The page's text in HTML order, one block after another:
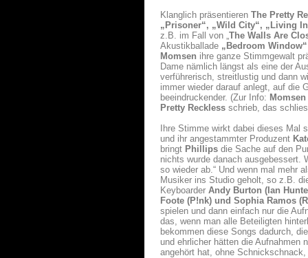
Klanglich präsentieren The Pretty
„Prisoner“, „Wild City“, „Living
z.B. im Fall von „The Walls Are
Akustikballade „Bedroom
Momsen ihre ganze Stimmgewalt
Dame nämlich längst als eine der
verführerisch, streitlustig und dann
immer wieder darauf anlegt, auf die
beeindruckender. (Zur Info: Momsen
Pretty Reckless schrieb, das
Ihre Stimme wirkt dabei dieses
und ihr angestammter Produzent
bringt Phillips die Sache auf den
nichts wurde danach ausgebessert.
so wieder ab.“ Und wenn mal mehr
Musiker ins Studio geholt, so z.B.
Keyboarder Andy Burton (Ian
Foote (P!nk) und Sophia Ramos
spielen und dann einfach nur die
das, wenn man alle Beteiligten
bekommen diese Songs dadurch,
und ehrlicher hätten die Aufnahmen
angehört hat, ohne